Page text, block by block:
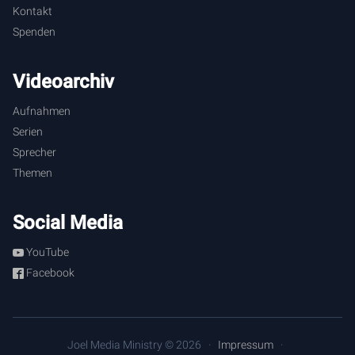
Kontakt
Spenden
Videoarchiv
Aufnahmen
Serien
Sprecher
Themen
Social Media
YouTube
Facebook
Joel Media Ministry © 2026
Impressum